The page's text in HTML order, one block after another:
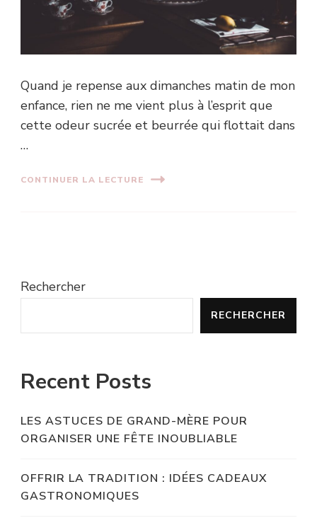
Quand je repense aux dimanches matin de mon
enfance, rien ne me vient plus à l’esprit que
cette odeur sucrée et beurrée qui flottait dans
…
CONTINUER LA LECTURE
Rechercher
RECHERCHER
Recent Posts
LES ASTUCES DE GRAND-MÈRE POUR
ORGANISER UNE FÊTE INOUBLIABLE
OFFRIR LA TRADITION : IDÉES CADEAUX
GASTRONOMIQUES